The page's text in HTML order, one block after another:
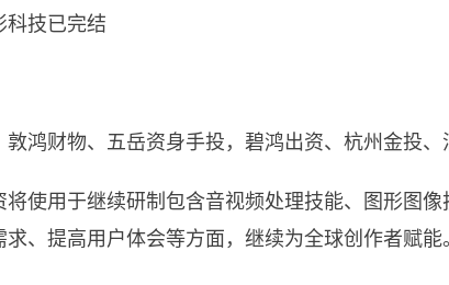
科技已完结
鸿财物、五岳资身手投，碧鸿出资、杭州金投、
使用于继续研制包含音视频处理技能、图形图
、提高用户体会等方面，继续为全球创作者赋能